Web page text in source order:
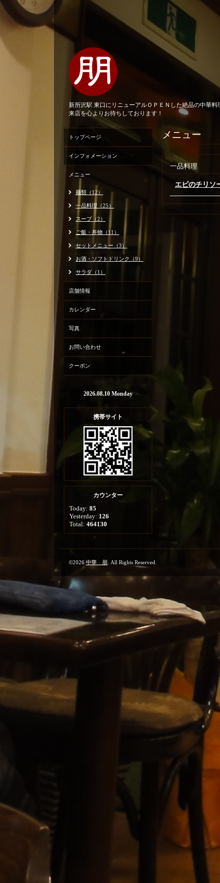
新所沢駅 東口にリニューアルＯＰＥＮした絶品の中華
来店を心よりお待ちしております！
メニュー
一品料理
エビのチリソ
トップページ
インフォメーション
メニュー
麺類（12）
一品料理（25）
スープ（2）
ご飯・丼物（11）
セットメニュー（3）
お酒・ソフトドリンク（9）
サラダ（1）
店舗情報
カレンダー
写真
お問い合わせ
クーポン
2026.08.10 Monday
携帯サイト
カウンター
Today: 85
Yesterday: 126
Total: 464130
©2026 中華 朋 . All Rights Reserved.